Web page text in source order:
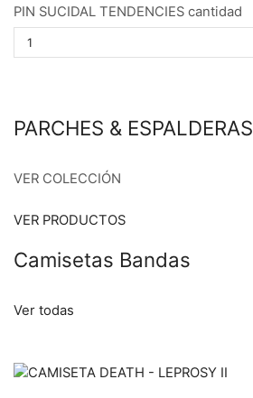
PIN SUCIDAL TENDENCIES cantidad
PARCHES & ESPALDERAS
VER COLECCIÓN
VER PRODUCTOS
Camisetas Bandas
Ver todas